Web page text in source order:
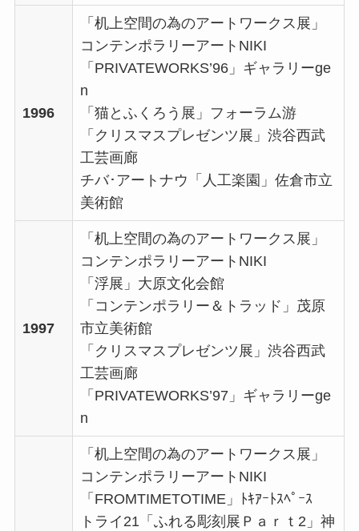
1996
「机上空間の為のアートワークス展」
コンテンポラリーアートNIKI
「PRIVATEWORKS’96」ギャラリーge
n
「猫とふくろう展」フォーラム游
「クリスマスプレゼンツ展」渋谷西武
工芸画廊
チバ･アートナウ「人工楽園」佐倉市立
美術館
1997
「机上空間の為のアートワークス展」
コンテンポラリーアートNIKI
「浮展」大原文化会館
「コンテンポラリー＆トラッド」茂原
市立美術館
「クリスマスプレゼンツ展」渋谷西武
工芸画廊
「PRIVATEWORKS’97」ギャラリーge
n
「机上空間の為のアートワークス展」
コンテンポラリーアートNIKI
「FROMTIMETOTIME」ﾄｷｱｰﾄｽﾍﾟｰｽ
トライ21「ふれる彫刻展Ｐａｒｔ2」神